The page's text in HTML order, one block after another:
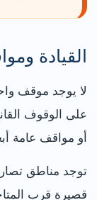
القيادة
لا يوجد موقف
أو مواقف عامة
توجد مناطق
قصيرة قرب